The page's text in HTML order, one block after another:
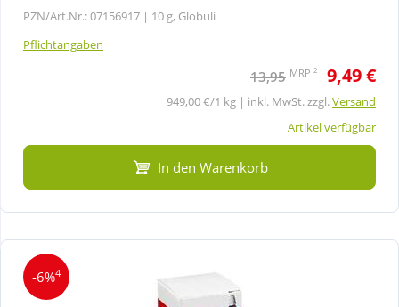
Natur & Homöopathie
Tierbedarf
Wellness
PZN/Art.Nr.: 07156917 | 10 g, Globuli
Pflichtangaben
13,95 MRP 2 9,49 €
949,00 €/1 kg | inkl. MwSt. zzgl.Versand
Artikel verfügbar
In den Warenkorb
-6%4